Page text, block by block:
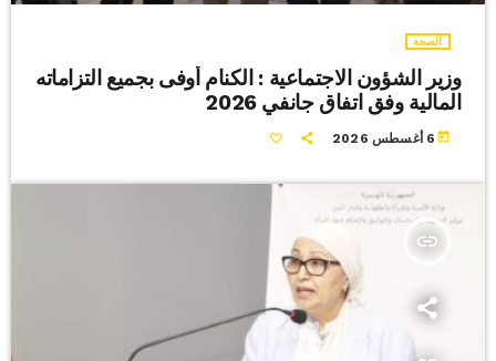
الصحة
وزير الشؤون الاجتماعية : الكنام أوفى بجميع التزاماته
المالية وفق اتفاق جانفي 2026
today 6 أغسطس 2026
insert_link